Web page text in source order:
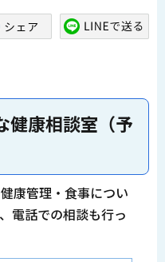
健康相談室（予
康管理・食事につい
電話での相談も行っ